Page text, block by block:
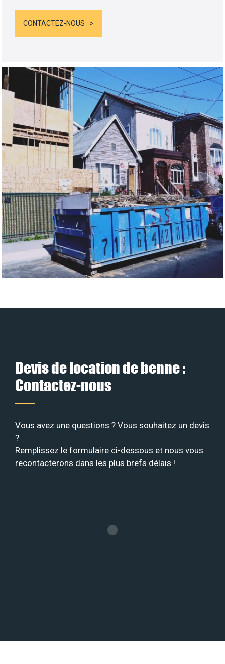
CONTACTEZ-NOUS
Devis de location de benne :
Contactez-nous
Vous avez une questions ? Vous souhaitez un devis
?
Remplissez le formulaire ci-dessous et nous vous
recontacterons dans les plus brefs délais !